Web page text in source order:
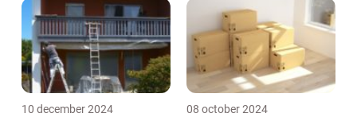
10 december 2024 08 october 2024